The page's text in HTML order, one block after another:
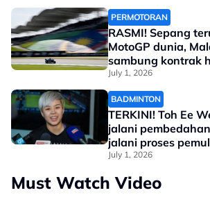
PERMOTORAN
RASMI! Sepang
MotoGP dunia,
sambung kontrak
July 1, 2026
BADMINTON
TERKINI! Toh Ee
jalani
jalani proses
July 1, 2026
Must Watch Video